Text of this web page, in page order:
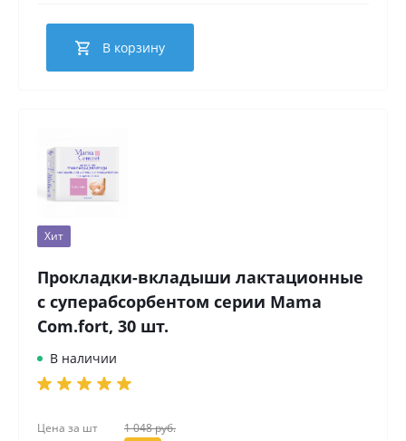
В корзину
Хит
Прокладки-вкладыши лактационные
с суперабсорбентом серии Mama
Com.fort, 30 шт.
В наличии
Цена за шт
1 048 руб.